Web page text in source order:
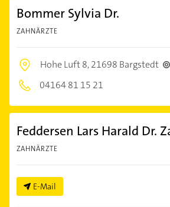
Bommer Sylvia Dr.
ZAHNÄRZTE
Hohe Luft 8,21698 Bargstedt
04164 81 15 21
Feddersen Lars Harald Dr.
ZAHNÄRZTE
E-Mail